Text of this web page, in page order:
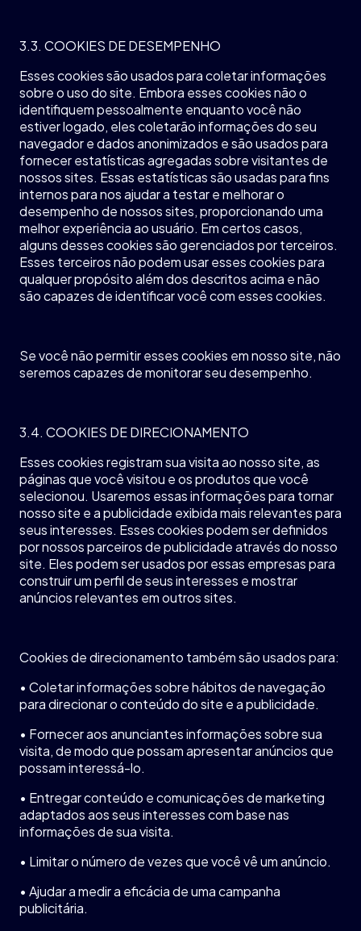
3.3. COOKIES DE DESEMPENHO
Esses cookiessãousadosparacoletarinformações
sobreousodo site. Embora esses cookiesnãoo
identifiquempessoalmente enquantovocênão
estiverlogado, elescoletarãoinformaçõesdoseu
navegadore dadosanonimizados esãousadospara
fornecerestatísticasagregadassobrevisitantesde
nossossites. Essas estatísticassãousadaspara fins
internosparanosajudara testaremelhoraro
desempenhodenossossites,proporcionandouma
melhorexperiênciaaousuário. Emcertoscasos,
algunsdessescookiessãogerenciadosporterceiros.
Esses terceirosnãopodemusar esses cookies para
qualquerpropósitoalémdosdescritosacima enão
sãocapazesdeidentificarvocêcom esses cookies.
Sevocênãopermitiresses cookies emnossosite,não
seremoscapazesdemonitorarseudesempenho.
3.4. COOKIES DE DIRECIONAMENTO
Esses cookiesregistramsuavisitaaonossosite, as
páginasquevocêvisitou eosprodutosquevocê
selecionou. Usaremos essasinformaçõespara tornar
nossosite e apublicidade exibidamaisrelevantespara
seusinteresses. Esses cookiespodemserdefinidos
pornossosparceirosdepublicidadeatravésdonosso
site. Elespodemserusadosporessas empresaspara
construirumperfildeseusinteresses emostrar
anúnciosrelevantes emoutros sites.
Cookies dedirecionamento tambémsãousadospara:
• Coletarinformaçõessobrehábitosdenavegação
paradirecionaroconteúdodo site e apublicidade.
• Forneceraosanunciantesinformaçõessobresua
visita, de modo quepossamapresentaranúnciosque
possaminteressá-lo.
• Entregarconteúdo ecomunicaçõesde marketing
adaptadosaosseusinteresses com basenas
informaçõesdesuavisita.
• Limitaronúmerodevezesquevocêvêumanúncio.
• Ajudaramedira eficáciadeumacampanha
publicitária.